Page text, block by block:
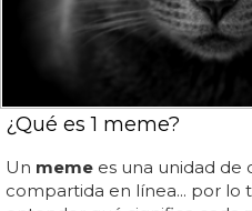
¿Qué es 1 meme?
Un meme es una unidad de
compartida en línea... por lo